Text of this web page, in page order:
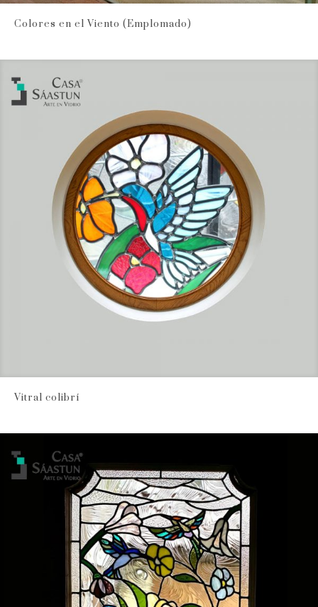
Colores en el Viento (Emplomado)
Vitral colibrí